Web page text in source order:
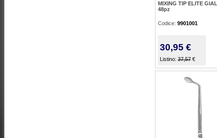
MIXING TIP ELITE
48pz
Codice: 9901001
30,95 €
Listino: 37,57 €